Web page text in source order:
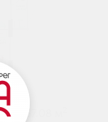
57.08 м